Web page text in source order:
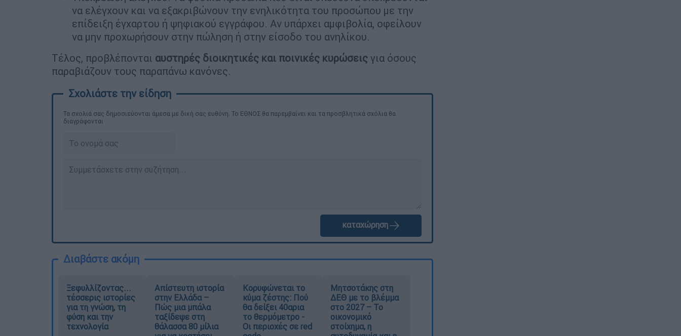
να ελέγχουν και να εξακριβώνουν την ενηλικότητα του προσώπου με την
επίδειξη έγχαρτου ή ψηφιακού εγγράφου. Αν υπάρχει αμφιβολία, οφείλουν
να μην προχωρήσουν στην πώληση ή στην είσοδο του ανηλίκου.
Τέλος, προβλέπονται αυστηρές διοικητικές και ποινικές κυρώσεις για όσους
παραβιάζουν τους παραπάνω κανόνες.
Τα σχολιά σας δημοσιεύονται άμεσα με δική σας ευθύνη. Το ΕΘΝΟΣ θα παρεμβαίνει και τα προσβλητικά σχόλια θα
διαγράφονται
καταχώρηση
Διαβάστε ακόμη
Ξεφυλλίζοντας...
τέσσερις ιστορίες
για τη γνώση, τη
φύση και την
τεχνολογία
Απίστευτη ιστορία
στην Ελλάδα –
Πώς μια μπάλα
ταξίδεψε στη
θάλασσα 80 μίλια
Κορυφώνεται το
κύμα ζέστης: Πού
θα δείξει 40αρια
το θερμόμετρο -
Οι περιοχές σε red
Μητσοτάκης στη
ΔΕΘ με το βλέμμα
στο 2027 – Το
οικονομικό
στοίχημα, η